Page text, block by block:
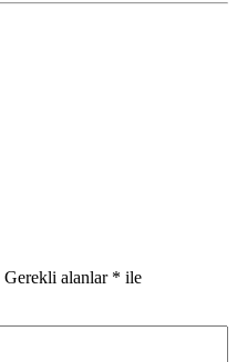
Gerekli alanlar * ile